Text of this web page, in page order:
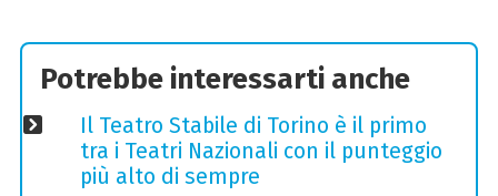
Potrebbe interessarti anche
Il Teatro Stabile di Torino è il primo
tra i Teatri Nazionali con il punteggio
più alto di sempre